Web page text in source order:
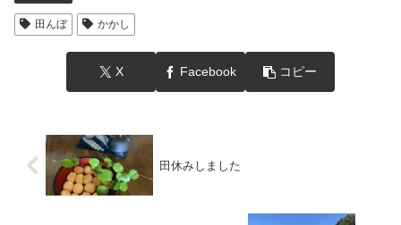
田んぼ かかし
X Facebook コピー
田休みしました